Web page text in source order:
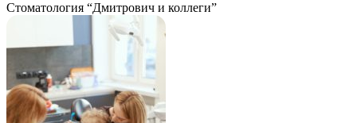
Стоматология “Дмитрович и коллеги”